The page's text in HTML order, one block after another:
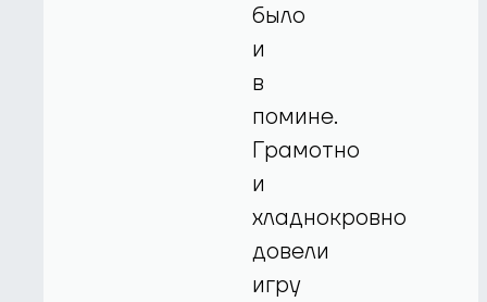
было
и
в
помине.
Грамотно
и
хладнокровно
довели
игру